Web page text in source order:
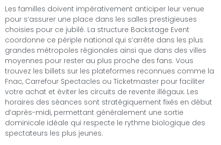
Les familles doivent impérativement anticiper leur venue
pour s’assurer une place dans les salles prestigieuses
choisies pour ce jubilé. La structure Backstage Event
coordonne ce périple national qui s’arrête dans les plus
grandes métropoles régionales ainsi que dans des villes
moyennes pour rester au plus proche des fans. Vous
trouvez les billets sur les plateformes reconnues comme la
Fnac, Carrefour Spectacles ou Ticketmaster pour faciliter
votre achat et éviter les circuits de revente illégaux. Les
horaires des séances sont stratégiquement fixés en début
d’après-midi, permettant généralement une sortie
dominicale idéale qui respecte le rythme biologique des
spectateurs les plus jeunes.